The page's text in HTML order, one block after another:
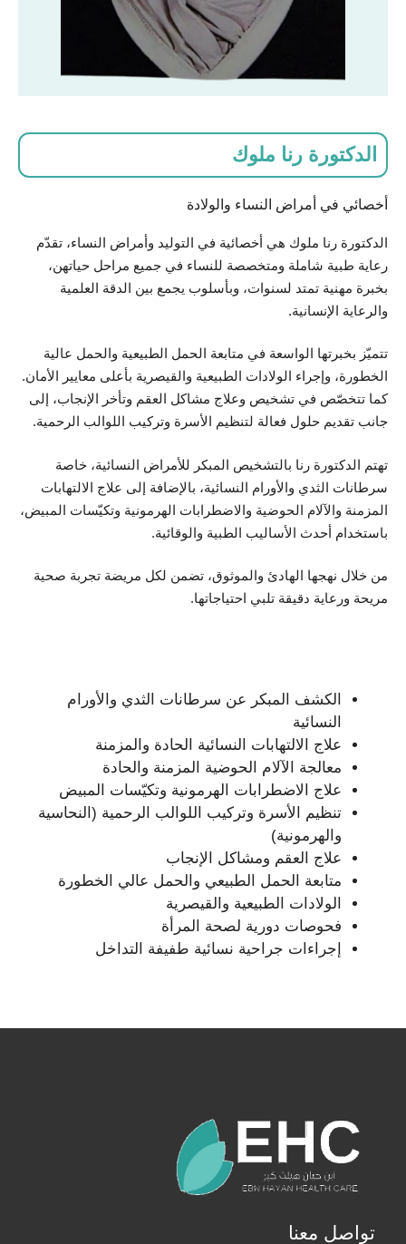
الدكتورة رنا ملوك
أخصائي في أمراض النساء والولادة
الدكتورة رنا ملوك هي أخصائية في التوليد وأمراض النساء، تقدّم
رعاية طبية شاملة ومتخصصة للنساء في جميع مراحل حياتهن،
بخبرة مهنية تمتد لسنوات، وبأسلوب يجمع بين الدقة العلمية
والرعاية الإنسانية.
تتميّز بخبرتها الواسعة في متابعة الحمل الطبيعية والحمل عالية
الخطورة، وإجراء الولادات الطبيعية والقيصرية بأعلى معايير الأمان.
كما تتخصّص في تشخيص وعلاج مشاكل العقم وتأخر الإنجاب، إلى
جانب تقديم حلول فعالة لتنظيم الأسرة وتركيب اللوالب الرحمية.
تهتم الدكتورة رنا بالتشخيص المبكر للأمراض النسائية، خاصة
سرطانات الثدي والأورام النسائية، بالإضافة إلى علاج الالتهابات
المزمنة والآلام الحوضية والاضطرابات الهرمونية وتكيّسات المبيض،
باستخدام أحدث الأساليب الطبية والوقائية.
من خلال نهجها الهادئ والموثوق، تضمن لكل مريضة تجربة صحية
مريحة ورعاية دقيقة تلبي احتياجاتها.
الكشف المبكر عن سرطانات الثدي والأورام
النسائية
علاج الالتهابات النسائية الحادة والمزمنة
معالجة الآلام الحوضية المزمنة والحادة
علاج الاضطرابات الهرمونية وتكيّسات المبيض
تنظيم الأسرة وتركيب اللوالب الرحمية (النحاسية
والهرمونية)
علاج العقم ومشاكل الإنجاب
متابعة الحمل الطبيعي والحمل عالي الخطورة
الولادات الطبيعية والقيصرية
فحوصات دورية لصحة المرأة
إجراءات جراحية نسائية طفيفة التداخل
تواصل معنا